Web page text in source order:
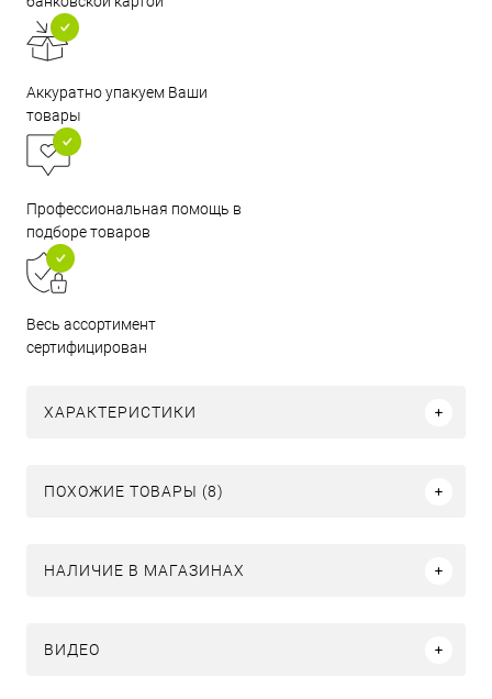
Аккуратно упакуем Ваши
товары
Профессиональная помощь в
подборе товаров
Весь ассортимент
сертифицирован
ХАРАКТЕРИСТИКИ
ПОХОЖИЕ ТОВАРЫ (8)
НАЛИЧИЕ В МАГАЗИНАХ
ВИДЕО